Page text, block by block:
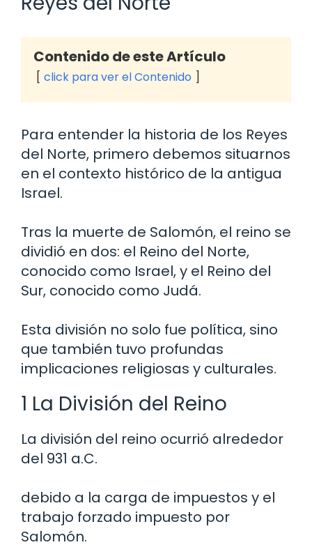
Contenido de este Artículo
click para ver el Contenido
Para entender la historia de los Reyes
del Norte, primero debemos situarnos
en el contexto histórico de la antigua
Israel.
Tras la muerte de Salomón, el reino se
dividió en dos: el Reino del Norte,
conocido como Israel, y el Reino del
Sur, conocido como Judá.
Esta división no solo fue política, sino
que también tuvo profundas
implicaciones religiosas y culturales.
1 La División del Reino
La división del reino ocurrió alrededor
del 931 a.C.
debido a la carga de impuestos y el
trabajo forzado impuesto por
Salomón.